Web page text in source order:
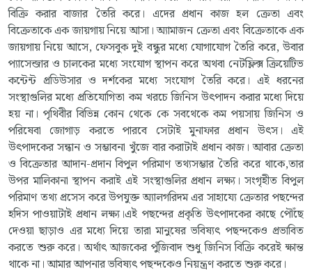
বিক্রি করার বাজার তৈরি করে। এদের প্রধান কাজ হল ক্রেতা এবং
বিক্রেতাকে এক জায়গায় নিয়ে আসা। অ্যামাজন ক্রেতা এবং বিক্রেতাকে এক
জায়গায় নিয়ে আসে, ফেসবুক দুই বন্ধুর মধ্যে যোগাযোগ তৈরি করে, উবার
প্যাসেন্জার ও চালকের মধ্যে সংযোগ স্থাপন করে অথবা নেটফ্লিক্স ক্রিয়েটিভ
কন্টেন্ট প্রডিউসার ও দর্শকের মধ্যে সংযোগ তৈরি করে। এই ধরনের
সংস্থাগুলির মধ্যে প্রতিযোগিতা কম খরচে জিনিস উৎপাদন করার মধ্যে দিয়ে
হয় না। পৃথিবীর বিভিন্ন কোন থেকে কে সবথেকে কম পয়সায় জিনিস ও
পরিষেবা জোগাড় করতে পারবে সেটাই মুনাফার প্রধান উৎস। এই
উৎপাদকের সন্ধান ও সম্ভাবনা খুঁজে বার করাটাই প্রধান কাজ। আবার ক্রেতা
ও বিক্রেতার আদান-প্রদান বিপুল পরিমাণ তথ্যসম্ভার তৈরি করে থাকে,তার
উপর মালিকানা স্থাপন করাই এই সংস্থাগুলির প্রধান লক্ষ্য। সংগৃহীত বিপুল
পরিমাণ তথ্য প্রসেস করে উপযুক্ত অ্যালগরিদম এর সাহায্যে ক্রেতার পছন্দের
হদিস পাওয়াটাই প্রধান লক্ষ্য।এই পছন্দের প্রকৃতি উৎপাদকের কাছে পৌঁছে
দেওয়া ছাড়াও এর মধ্যে দিয়ে তারা মানুষের ভবিষ্যৎ পছন্দকেও প্রভাবিত
করতে শুরু করে। অর্থাৎ আজকের পুঁজিবাদ শুধু জিনিস বিক্রি করেই ক্ষান্ত
থাকে না। আমার আপনার ভবিষ্যৎ পছন্দকেও নিয়ন্ত্রণ করতে শুরু করে।